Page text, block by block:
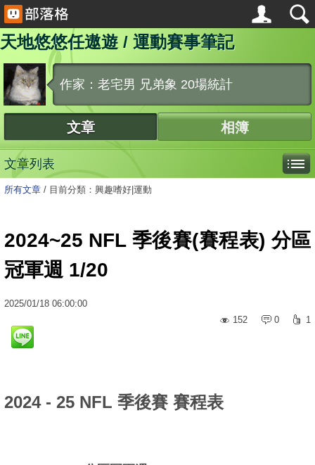
天地悠悠任遨遊 / 運動賽事筆記
作家：老宅男 兄弟象 20場統計
文章 相簿
文章列表
所有文章 / 目前分類：興趣嗜好|運動
2024~25 NFL 季後賽(賽程表) 分區
冠軍週 1/20
2025/01/18 06:00:00
152
0 1
2024 - 25 NFL 季後賽 賽程表